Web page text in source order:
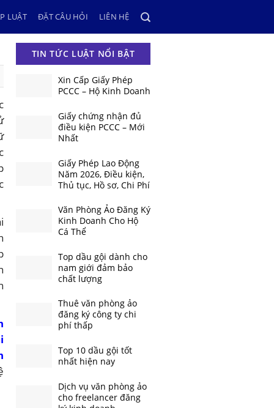
LUẬT ĐẶT CÂU HỎI LIÊN HỆ
TIN TỨC LUẬT NỔI BẬT
Xin Cấp Giấy Phép
PCCC – Hộ Kinh Doanh
Giấy chứng nhận đủ
điều kiện PCCC – Mới
Nhất
Giấy Phép Lao Động
Năm 2026, Điều kiện,
Thủ tục, Hồ sơ, Chi Phí
Văn Phòng Ảo Đăng Ký
Kinh Doanh Cho Hộ
Cá Thể
Top dầu gội dành cho
nam giới đảm bảo
chất lượng
Thuê văn phòng ảo
đăng ký công ty chi
phí thấp
Top 10 dầu gội tốt
nhất hiện nay
Dịch vụ văn phòng ảo
cho freelancer đăng